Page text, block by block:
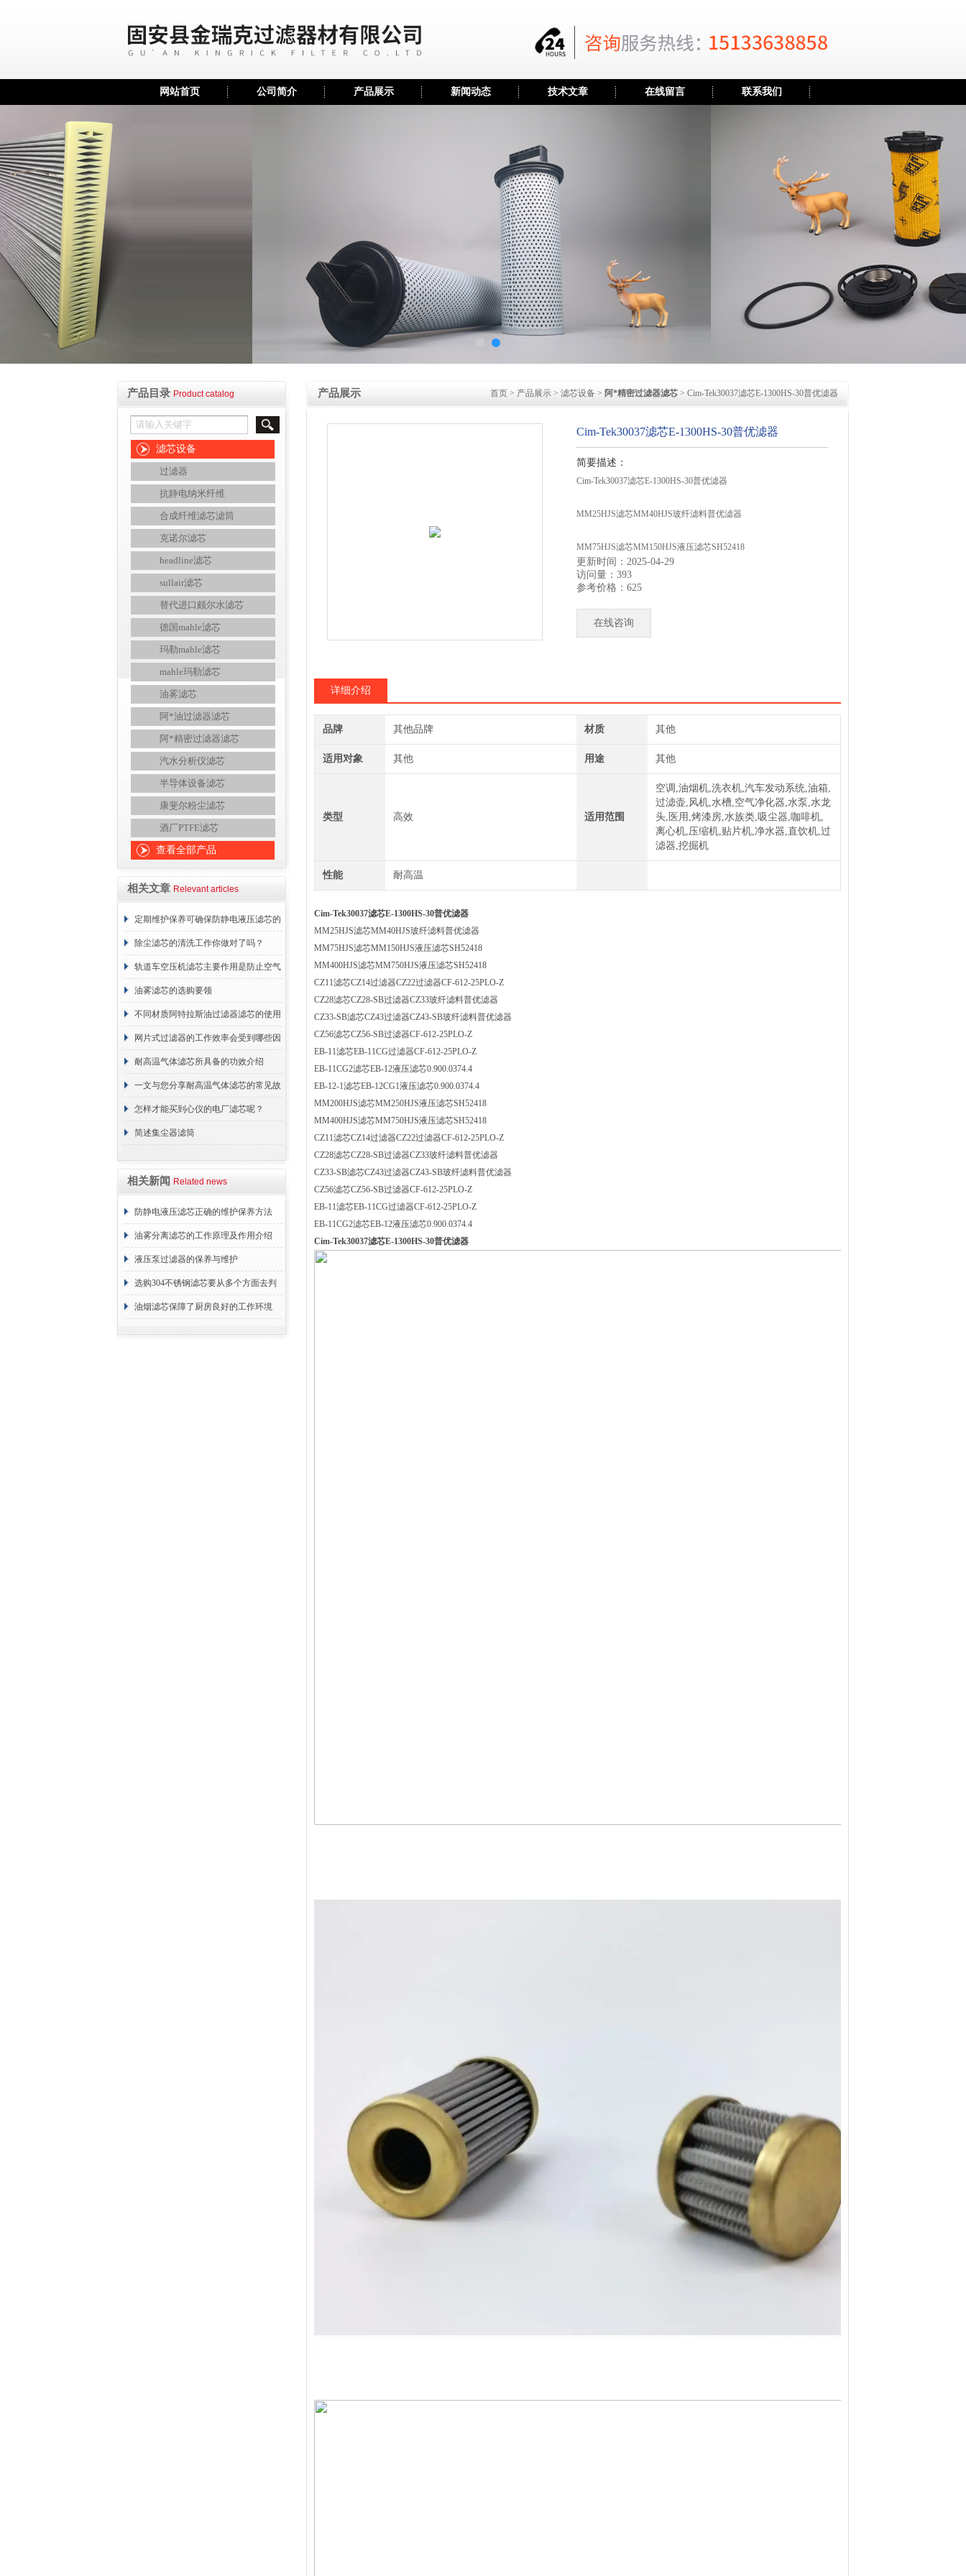
网站首页 公司简介 产品展示 新闻动态 技术文章 在线留言 联系我们
产品目录 Product catalog
滤芯设备
过滤器
抗静电纳米纤维
合成纤维滤芯滤筒
克诺尔滤芯
headline滤芯
sullair滤芯
替代进口颇尔水滤芯
德国mahle滤芯
玛勒mahle滤芯
mahle玛勒滤芯
油雾滤芯
阿*油过滤器滤芯
阿*精密过滤器滤芯
汽水分析仪滤芯
半导体设备滤芯
康斐尔粉尘滤芯
酒厂PTFE滤芯
查看全部产品
相关文章 Relevant articles
定期维护保养可确保防静电液压滤芯的
正常工作
除尘滤芯的清洗工作你做对了吗？
轨道车空压机滤芯主要作用是防止空气
中的杂质和油脂浓度升高
油雾滤芯的选购要领
不同材质阿特拉斯油过滤器滤芯的使用
周期区别介绍
网片式过滤器的工作效率会受到哪些因
素的影响？
耐高温气体滤芯所具备的功效介绍
一文与您分享耐高温气体滤芯的常见故
障相应解决方法
怎样才能买到心仪的电厂滤芯呢？
简述集尘器滤筒
相关新闻 Related news
防静电液压滤芯正确的维护保养方法
油雾分离滤芯的工作原理及作用介绍
液压泵过滤器的保养与维护
选购304不锈钢滤芯要从多个方面去判
断
油烟滤芯保障了厨房良好的工作环境
产品展示 首页 > 产品展示 > 滤芯设备 > 阿*精密过滤器滤芯 > Cim-Tek30037滤芯E-1300HS-30普优滤器
Cim-Tek30037滤芯E-1300HS-30普优滤器
简要描述：
Cim-Tek30037滤芯E-1300HS-30普优滤器
MM25HJS滤芯MM40HJS玻纤滤料普优滤器
MM75HJS滤芯MM150HJS液压滤芯SH52418
MM400HJS滤芯MM750HJS液压滤芯SH52418
更新时间：2025-04-29
访问量：393
参考价格：625
在线咨询
详细介绍
品牌 其他品牌 材质 其他
适用对象 其他 用途 其他
类型 高效 适用范围
空调,油烟机,洗衣机,汽车发动系统,油箱,
过滤壶,风机,水槽,空气净化器,水泵,水龙
头,医用,烤漆房,水族类,吸尘器,咖啡机,
离心机,压缩机,贴片机,净水器,直饮机,过
滤器,挖掘机
性能 耐高温
Cim-Tek30037滤芯E-1300HS-30普优滤器
MM25HJS滤芯MM40HJS玻纤滤料普优滤器
MM75HJS滤芯MM150HJS液压滤芯SH52418
MM400HJS滤芯MM750HJS液压滤芯SH52418
CZ11滤芯CZ14过滤器CZ22过滤器CF-612-25PLO-Z
CZ28滤芯CZ28-SB过滤器CZ33玻纤滤料普优滤器
CZ33-SB滤芯CZ43过滤器CZ43-SB玻纤滤料普优滤器
CZ56滤芯CZ56-SB过滤器CF-612-25PLO-Z
EB-11滤芯EB-11CG过滤器CF-612-25PLO-Z
EB-11CG2滤芯EB-12液压滤芯0.900.0374.4
EB-12-1滤芯EB-12CG1液压滤芯0.900.0374.4
MM200HJS滤芯MM250HJS液压滤芯SH52418
MM400HJS滤芯MM750HJS液压滤芯SH52418
CZ11滤芯CZ14过滤器CZ22过滤器CF-612-25PLO-Z
CZ28滤芯CZ28-SB过滤器CZ33玻纤滤料普优滤器
CZ33-SB滤芯CZ43过滤器CZ43-SB玻纤滤料普优滤器
CZ56滤芯CZ56-SB过滤器CF-612-25PLO-Z
EB-11滤芯EB-11CG过滤器CF-612-25PLO-Z
EB-11CG2滤芯EB-12液压滤芯0.900.0374.4
Cim-Tek30037滤芯E-1300HS-30普优滤器